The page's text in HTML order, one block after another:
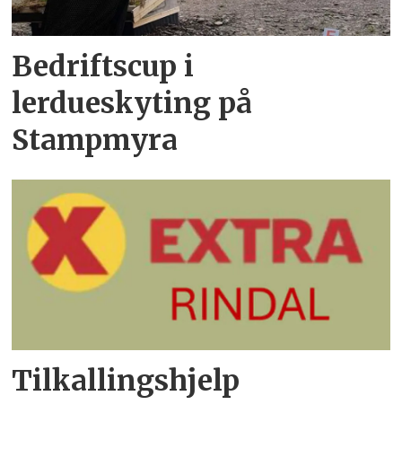
Bedriftscup i
lerdueskyting på
Stampmyra
Tilkallingshjelp